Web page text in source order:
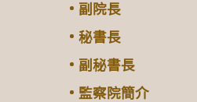
副院長
秘書長
副秘書長
監察院簡介